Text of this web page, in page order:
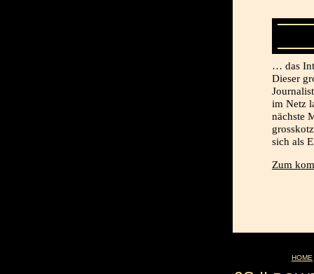
… das
Dieser
im Netz
nächste
sich als
Zum
HOME